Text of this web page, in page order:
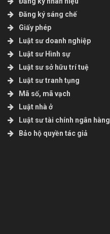
Đăng ký sáng chế
Giấy phép
Luật sư doanh nghiệp
Luật sư Hình sự
Luật sư sở hữu trí tuệ
Luật sư tranh tụng
Mã số, mã vạch
Luật nhà ở
Luật sư tài chính ngân hàng
Bảo hộ quyền tác giả